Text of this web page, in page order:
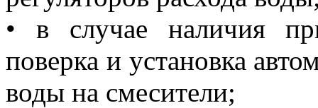
• в случае наличия
поверка и установка
воды на смесители;